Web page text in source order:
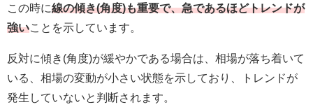
この時に線の傾き(角度)も重要で、急であるほどトレンドが
強い ことを示しています。
反対に傾き(角度)が緩やかである場合は、相場が落ち着いて
いる、相場の変動が小さい状態を示しており、トレンドが
発生していないと判断されます。